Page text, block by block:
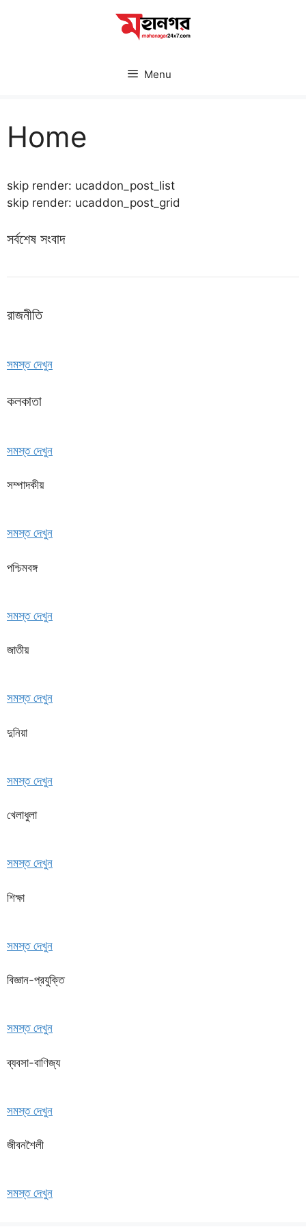
Menu
Home
skip render: ucaddon_post_list
skip render: ucaddon_post_grid
সর্বশেষ সংবাদ
রাজনীতি
সমস্ত দেখুন
কলকাতা
সমস্ত দেখুন
সম্পাদকীয়
সমস্ত দেখুন
পশ্চিমবঙ্গ
সমস্ত দেখুন
জাতীয়
সমস্ত দেখুন
দুনিয়া
সমস্ত দেখুন
খেলাধুলা
সমস্ত দেখুন
শিক্ষা
সমস্ত দেখুন
বিজ্ঞান-প্রযুক্তি
সমস্ত দেখুন
ব্যবসা-বাণিজ্য
সমস্ত দেখুন
জীবনশৈলী
সমস্ত দেখুন